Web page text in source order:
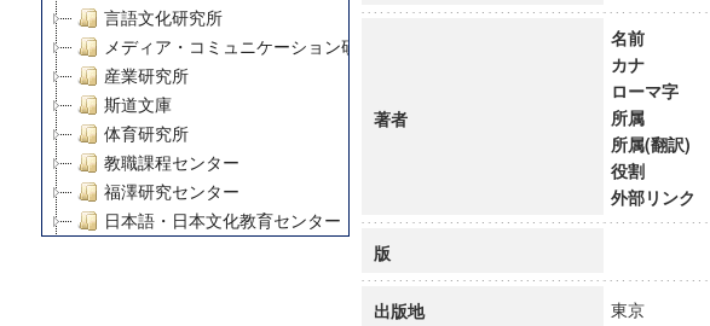
言語文化研究所
メディア・コミュニケーション研究所
産業研究所
斯道文庫
体育研究所
教職課程センター
福澤研究センター
日本語・日本文化教育センター
デジタルメディア・コンテンツ統合研究センター
著者
名前
カナ
ローマ字
所属
所属(翻訳)
役割
外部リンク
版
出版地 東京